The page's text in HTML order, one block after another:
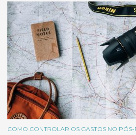
COMO CONTROLAR OS GASTOS NO PÓS-